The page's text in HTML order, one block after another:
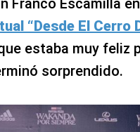
Franco Escamilla
“Desde El Cerro
estaba muy feliz
sorprendido.